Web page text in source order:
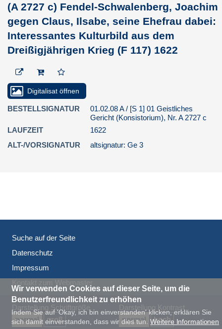
(A 2728 f) Schildt, Richardt
gegen Gehle, Cath. betr.
Eheversprechen (Sch 44) 1639
(A 2729) Wellmann, Ovidius (des
Glasers Jürgen Sohn)
Olischleger, Wwe. betr.
(A 2730 a) Weege, Dietrich
(A 2730 b) Stertfedder, Joh.
gegen Selhorst gen. Budde,
(A 2731 a) Möller, Bernd gegen
(A 2731 c) Grote, Franz gegen
(A 2731 e) Hildebrandt, Witwe
geb. Kortemeyer gegen Wessel,
Bernd, Mühlenknecht betr.
Eheversprec...
(A 2727 c) Fendel-Schwalenberg, Joachim
gegen Claus, Ilsabe, seine Ehefrau dabei:
Interessantes Kulturbild aus dem
Dreißigjährigen Krieg (F 117) 1622
Digitalisat öffnen
BESTELLSIGNATUR
01.02.08 A / [S 1] 01 Geistliches
Gericht (Konsistorium), Nr. A 2727 c
LAUFZEIT
1622
ALT-/VORSIGNATUR
altsignatur: Ge 3
Darstellung Schriftgröße
Darstellung Kontrast
normal
groß normal hoch
Suche auf der Seite
Datenschutz
Impressum
Wir verwenden Cookies auf dieser Seite, um die
Benutzerfreundlichkeit zu erhöhen
Indem Sie auf 'Okay, ich bin einverstanden' klicken, erklären Sie
sich damit einverstanden, dass wir dies tun. Weitere Informationen